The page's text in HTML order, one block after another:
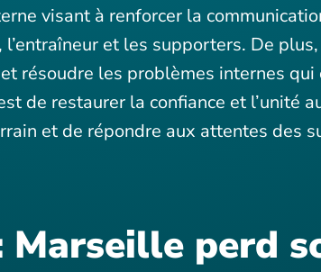
visant à renforcer la
et les supporters. De
résoudre les problèmes internes qui
de restaurer la confiance et l’unité
et de répondre aux attentes des
Marseille perd